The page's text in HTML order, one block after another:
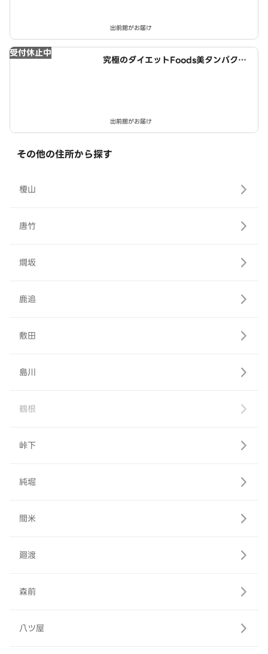
出前館がお届け
受付休止中
究極のダイエットFoods美タンパクラ
出前館がお届け
その他の住所から探す
榎山
唐竹
燗坂
鹿追
敷田
島川
鶴根
峠下
純堀
間米
廻渡
森前
八ツ屋